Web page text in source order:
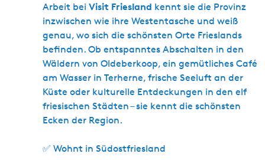
Arbeit bei Visit Friesland kennt sie die Provinz
inzwischen wie ihre Westentasche und weiß
genau, wo sich die schönsten Orte Frieslands
befinden. Ob entspanntes Abschalten in den
Wäldern von Oldeberkoop, ein gemütliches Café
am Wasser in Terherne, frische Seeluft an der
Küste oder kulturelle Entdeckungen in den elf
friesischen Städten – sie kennt die schönsten
Ecken der Region.
✅ Wohnt in Südostfriesland